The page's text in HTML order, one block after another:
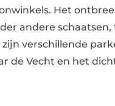
Het
andere schaatsen,
verschillende
Vecht en het